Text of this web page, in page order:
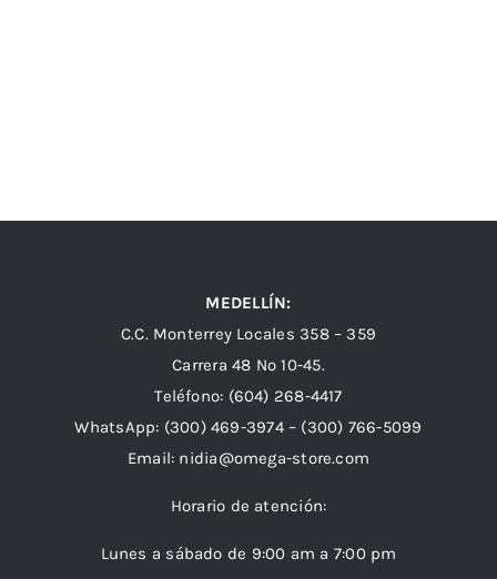
MEDELLÍN:
C.C. Monterrey Locales 358 – 359
Carrera 48 Nº 10-45.
Teléfono: (604) 268-4417
WhatsApp: (300) 469-3974 – (300) 766-5099
Email: nidia@omega-store.com
Horario de atención:
Lunes a sábado de 9:00 am a 7:00 pm